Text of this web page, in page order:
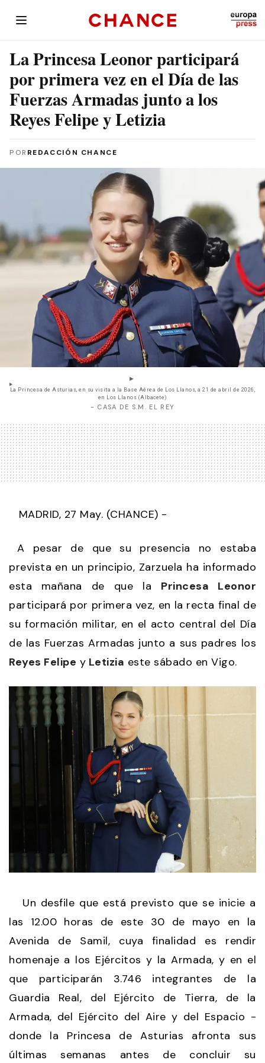
La Princesa Leonor participará
por primera vez en el Día de las
Fuerzas Armadas junto a los
Reyes Felipe y Letizia
POR REDACCIÓN CHANCE
La Princesa de Asturias, en su visita a la Base Aérea de Los Llanos, a 21 de abril de 2026,
en Los Llanos (Albacete)
- CASA DE S.M. EL REY
MADRID, 27 May. (CHANCE) -
A pesar de que su presencia no estaba
prevista en un principio, Zarzuela ha informado
esta mañana de que la Princesa Leonor
participará por primera vez, en la recta final de
su formación militar, en el acto central del Día
de las Fuerzas Armadas junto a sus padres los
Reyes Felipe y Letizia este sábado en Vigo.
Un desfile que está previsto que se inicie a
las 12.00 horas de este 30 de mayo en la
Avenida de Samil, cuya finalidad es rendir
homenaje a los Ejércitos y la Armada, y en el
que participarán 3.746 integrantes de la
Guardia Real, del Ejército de Tierra, de la
Armada, del Ejército del Aire y del Espacio -
donde la Princesa de Asturias afronta sus
últimas semanas antes de concluir su